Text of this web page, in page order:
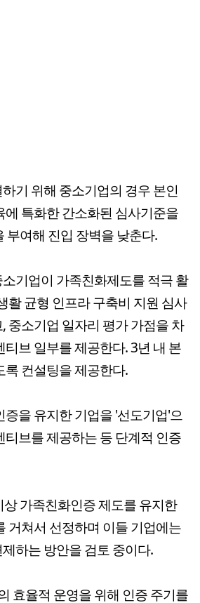
기 위해 중소기업의 경우 본인
에 특화한 간소화된 심사기준을
부여해 진입 장벽을 낮춘다.
기업이 가족친화제도를 적극 활
활 균형 인프라 구축비 지원 심사
중소기업 일자리 평가 가점을 차
브 일부를 제공한다. 3년 내 본
록 컨설팅을 제공한다.
증을 유지한 기업을 '선도기업'으
티브를 제공하는 등 단계적 인증
가족친화인증 제도를 유지한
거쳐서 선정하며 이들 기업에는
하는 방안을 검토 중이다.
효율적 운영을 위해 인증 주기를